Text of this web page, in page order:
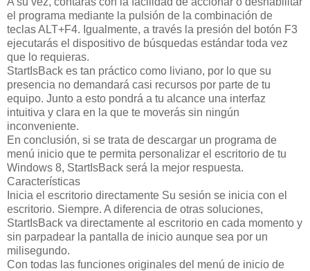
el programa mediante la pulsión de la combinación de
teclas ALT+F4. Igualmente, a través la presión del botón F3
ejecutarás el dispositivo de búsquedas estándar toda vez
que lo requieras.
StartIsBack es tan práctico como liviano, por lo que su
presencia no demandará casi recursos por parte de tu
equipo. Junto a esto pondrá a tu alcance una interfaz
intuitiva y clara en la que te moverás sin ningún
inconveniente.
En conclusión, si se trata de descargar un programa de
menú inicio que te permita personalizar el escritorio de tu
Windows 8, StartIsBack será la mejor respuesta.
Características
Inicia el escritorio directamente Su sesión se inicia con el
escritorio. Siempre. A diferencia de otras soluciones,
StartIsBack va directamente al escritorio en cada momento y
sin parpadear la pantalla de inicio aunque sea por un
milisegundo.
Con todas las funciones originales del menú de inicio de